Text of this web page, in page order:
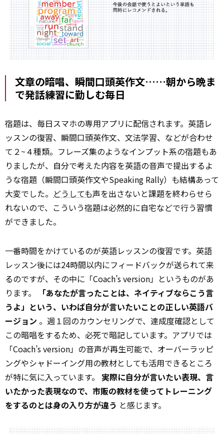
文章の暗唱、瞬間口頭英作文……朝から晩ま
で発話練習に勤しむ毎日
宿題は、毎日スマホの専用アプリに配信されます。英語レ
ッスンの復習、瞬間口頭英作文、文法学習、などが合わせ
て２~４種類。フレーズ集のようなインプット系の宿題もあ
りましたが、自分で考えた内容を英語の音声で提出するよ
うな宿題（瞬間口頭英作文やSpeaking Rally）も結構あって
大変でした。 どうしても声を出さないと課題を終わらせら
れないので、こういう宿題は必然的に自宅などで行う習慣
ができました。
一番時間をかけているのが英語レッスンの復習です。英語
レッスン後には24時間以内にフィードバックが送られて来
るのですが、その中に「Coach’s version」というものがあ
ります。
「あなたが言ったことは、ネイティブならこう言
うよ」という、いわば自分が言いたいことの正しい英語バ
ージョン 。週１回のカウンセリングで、達成度確認として
この暗唱をするため、必死で暗記しています。アプリでは
「Coach’s version」の音声が再生可能で、オーバーラッピ
ングやシャドーイング用の教材としても活用できるところ
が特に気に入っています。 実際に自分が言いたい表現、言
いたかった表現なので、市販の教材を使ってトレーニング
をするのとは身の入り方が違う と感じます。